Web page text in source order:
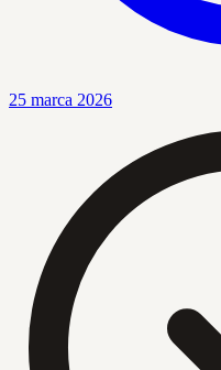
25 marca 2026